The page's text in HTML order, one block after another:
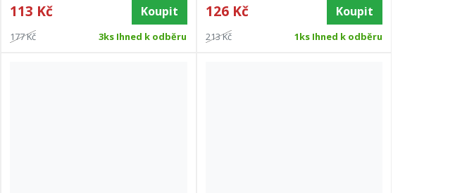
113 Kč Koupit
177 Kč 3ks Ihned k odběru
126 Kč Koupit
213 Kč 1ks Ihned k odběru